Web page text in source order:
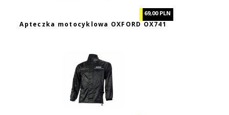
69,00 PLN
Apteczka motocyklowa OXFORD OX741